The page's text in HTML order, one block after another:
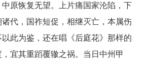
原恢复无望。上片痛国家沦陷，下
代，国祚短促，相继灭亡，本属伤
此为鉴，还在唱《后庭花》那样的
宜其重蹈覆辙之祸。当日中州甲